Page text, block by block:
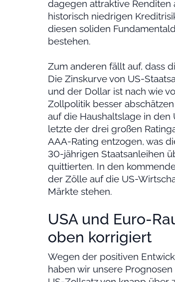
dagegen attraktive Renditen
historisch niedrigen
diesen soliden
bestehen.
Zum anderen fällt auf, dass
Die Zinskurve von US-
und der Dollar ist nach wie
Zollpolitik besser
auf die Haushaltslage in den
letzte der drei großen
AAA-Rating entzogen, was
30-jährigen Staatsanleihen
quittierten. In den
der Zölle auf die US-
Märkte stehen.
USA und Euro-
oben korrigiert
Wegen der positiven
haben wir unsere